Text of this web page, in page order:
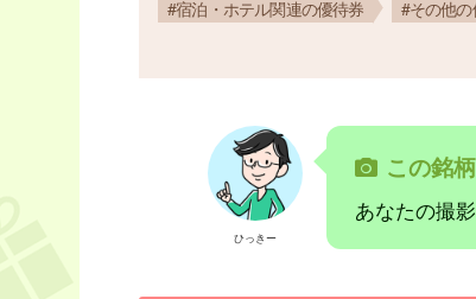
#宿泊・ホテル関連の優待券
#その他
ひっきー
この銘
あなたの撮